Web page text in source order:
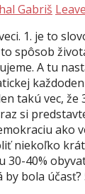
Gabriš
1. je to
spôsob
A tu
takú vec, že
si
ako
niekoľko
30-40%
bola účasť?